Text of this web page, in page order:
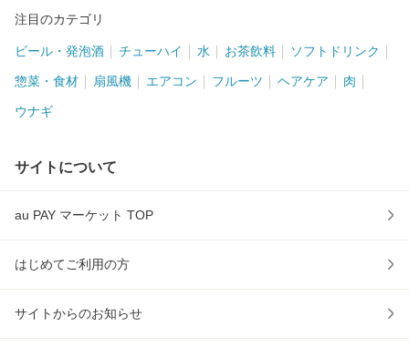
注目のカテゴリ
ビール・発泡酒 チューハイ 水 お茶飲料 ソフトドリンク
惣菜・食材 扇風機 エアコン フルーツ ヘアケア 肉
ウナギ
サイトについて
au PAY マーケット TOP
はじめてご利用の方
サイトからのお知らせ